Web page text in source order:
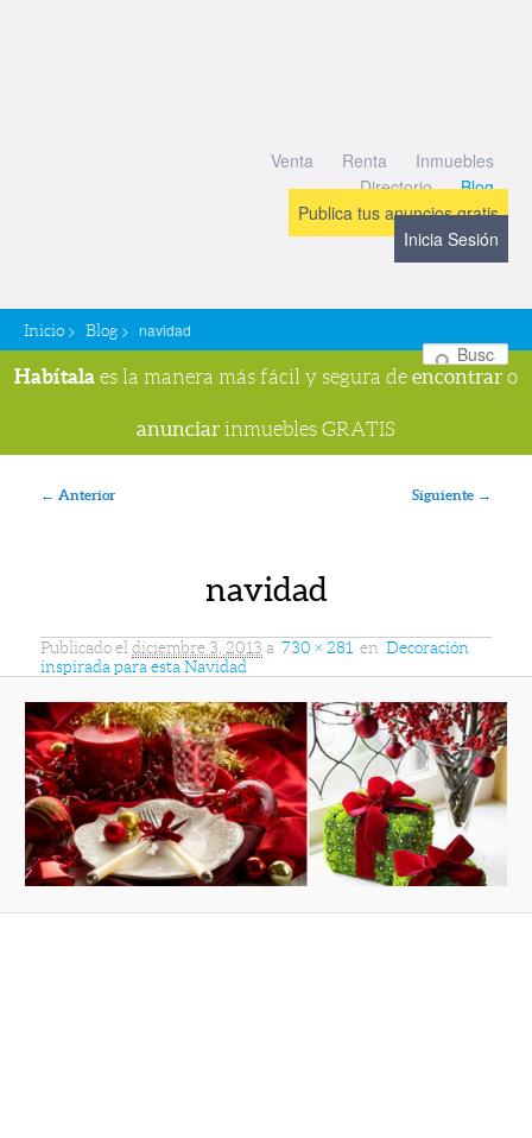
Venta Renta
Inmuebles
Directorio
Blog
Publica tus anuncios gratis
Inicia Sesión
Inicio > Blog > navidad
Habítala es la manera más fácil y segura de encontrar o
anunciar inmuebles GRATIS
Navegador de imágenes
← Anterior Siguiente →
navidad
Publicado el diciembre 3, 2013 a 730 × 281 en Decoración
inspirada para esta Navidad